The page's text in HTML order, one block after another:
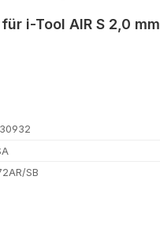
i-Tool AIR S 2,0 mm
SB